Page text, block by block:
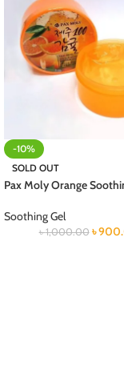
-10%
SOLD OUT
Pax Moly Orange
Soothing Gel
৳1,000.00 ৳